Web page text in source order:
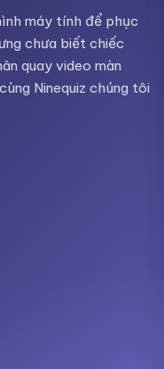
máy tính để phục
chưa biết chiếc
quay video màn
Ninequiz chúng tôi